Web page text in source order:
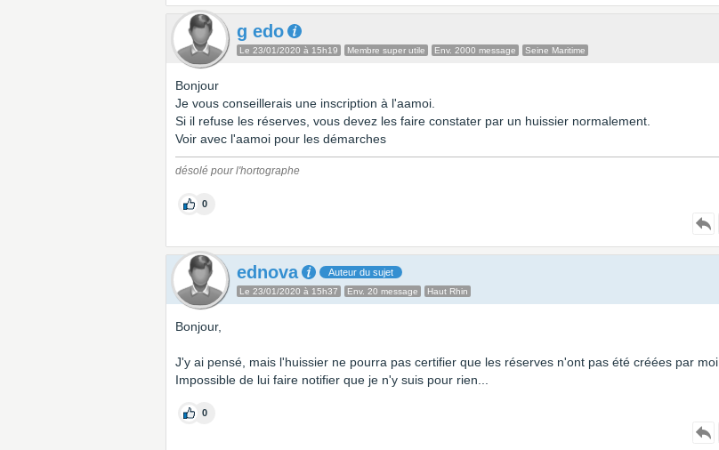
g edo
Le 23/01/2020 à 15h19 Membre super utile Env. 2000 message Seine Maritime
Bonjour
Je vous conseillerais une inscription à l'aamoi.
Si il refuse les réserves, vous devez les faire constater par un huissier normalement.
Voir avec l'aamoi pour les démarches
désolé pour l'hortographe
0
ednova Auteur du sujet
Le 23/01/2020 à 15h37 Env. 20 message Haut Rhin
Bonjour,
J'y ai pensé, mais l'huissier ne pourra pas certifier que les réserves n'ont pas été créées par moi.
Impossible de lui faire notifier que je n'y suis pour rien...
0